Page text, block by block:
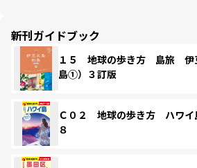
新刊ガイドブック
１５ 地球の歩き方 島旅 伊
島①）３訂版
Ｃ０２ 地球の歩き方 ハワイ
８